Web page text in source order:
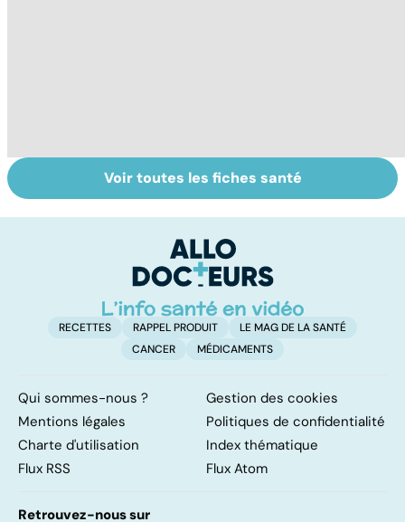
Tout savoir sur le
cerveau
Staphylocoque
doré : une
surveillance
Voir toutes les fiches santé
RECETTES RAPPEL PRODUIT
LE MAG DE LA SANTÉ
CANCER
MÉDICAMENTS
Qui sommes-nous ?
Gestion des cookies
Mentions légales
Politiques de confidentialité
Charte d'utilisation
Index thématique
Flux RSS
Flux Atom
Retrouvez-nous sur